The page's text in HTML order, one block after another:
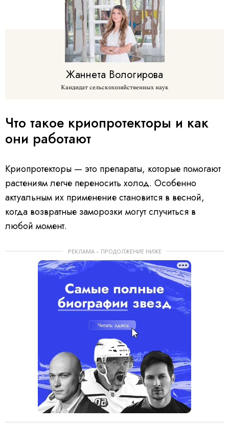
Жаннета Вологирова
Кандидат сельскохозяйственных наук
Что такое криопротекторы и как
они работают
Криопротекторы — это препараты, которые помогают
растениям легче переносить холод. Особенно
актуальным их применение становится в весной,
когда возвратные заморозки могут случиться в
любой момент.
РЕКЛАМА – ПРОДОЛЖЕНИЕ НИЖЕ